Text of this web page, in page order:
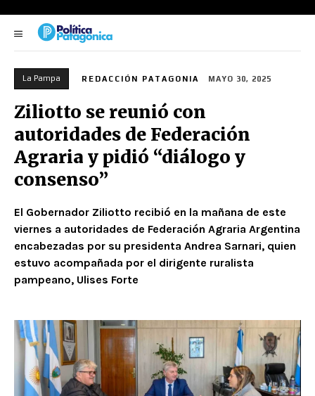
La Pampa REDACCIÓN PATAGONIA MAYO 30, 2025
Ziliotto se reunió con
autoridades de Federación
Agraria y pidió “diálogo y
consenso”
El Gobernador Ziliotto recibió en la mañana de este
viernes a autoridades de Federación Agraria Argentina
encabezadas por su presidenta Andrea Sarnari, quien
estuvo acompañada por el dirigente ruralista
pampeano, Ulises Forte